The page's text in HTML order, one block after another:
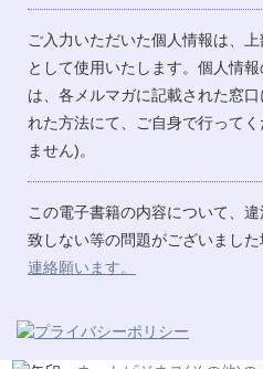
ご入力いただいた個人情報は、
として使用いたします。個人情
は、各メルマガに記載された窓
れた方法にて、ご自身で行って
ません)。
この電子書籍の内容について、
致しない等の問題がございました
連絡願います。